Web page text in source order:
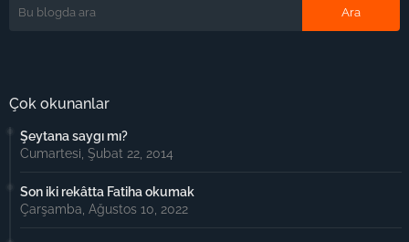
Çok okunanlar
Şeytana saygı mı?
Cumartesi, Şubat 22, 2014
Son iki rekâtta Fatiha okumak
Çarşamba, Ağustos 10, 2022